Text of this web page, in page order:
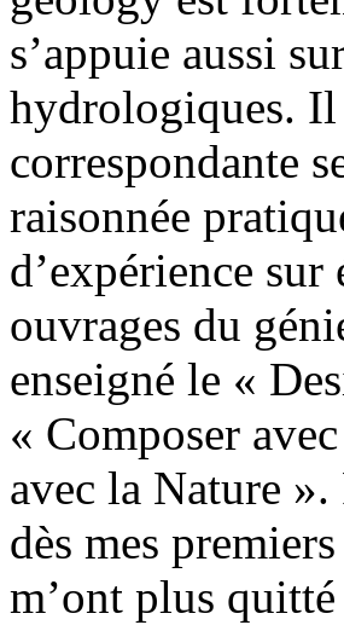
s’appuie aussi
hydrologiques. Il
correspondante
raisonnée
d’expérience
ouvrages du
enseigné le «
« Composer
avec la Nature ».
dès mes
m’ont plus